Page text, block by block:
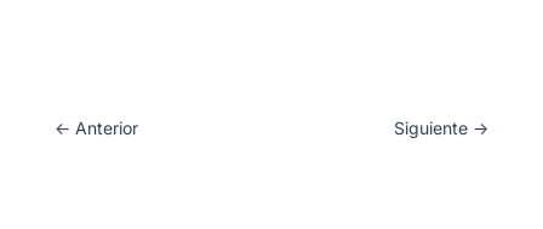
← Anterior Siguiente →